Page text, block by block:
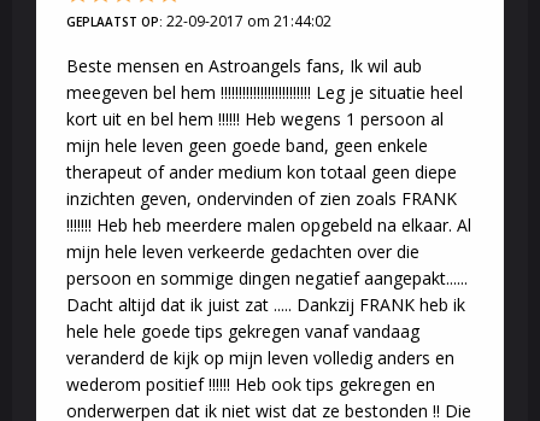
GEPLAATST OP: 22-09-2017 om 21:44:02
Beste mensen en Astroangels fans, Ik wil aub
meegeven bel hem !!!!!!!!!!!!!!!!!!!!!!!!! Leg je situatie heel
kort uit en bel hem !!!!!! Heb wegens 1 persoon al
mijn hele leven geen goede band, geen enkele
therapeut of ander medium kon totaal geen diepe
inzichten geven, ondervinden of zien zoals FRANK
!!!!!!! Heb heb meerdere malen opgebeld na elkaar. Al
mijn hele leven verkeerde gedachten over die
persoon en sommige dingen negatief aangepakt......
Dacht altijd dat ik juist zat ..... Dankzij FRANK heb ik
hele hele goede tips gekregen vanaf vandaag
veranderd de kijk op mijn leven volledig anders en
wederom positief !!!!!! Heb ook tips gekregen en
onderwerpen dat ik niet wist dat ze bestonden !! Die